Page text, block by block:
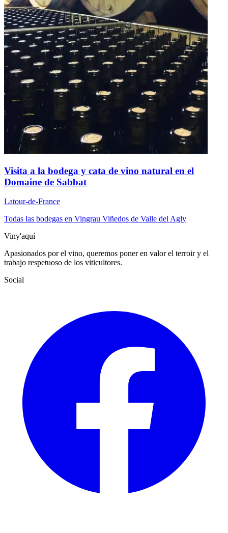
Visita a la bodega y cata de vino natural en el
Domaine de Sabbat
Latour-de-France
Todas las bodegas en Vingrau Viñedos de Valle del Agly
Viny'aquí
Apasionados por el vino, queremos poner en valor el terroir y el
trabajo respetuoso de los viticultores.
Social